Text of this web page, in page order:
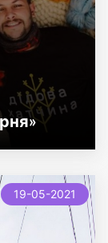
19-05-2021